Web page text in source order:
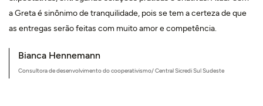
a Greta é sinônimo de tranquilidade, pois se tem a certeza de que
as entregas serão feitas com muito amor e competência.
Bianca Hennemann
Consultora de desenvolvimento do cooperativismo/ Central Sicredi Sul Sudeste